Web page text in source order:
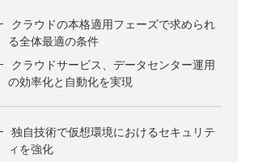
クラウドの本格適用フェーズで求められ
る全体最適の条件
クラウドサービス、データセンター運用
の効率化と自動化を実現
独自技術で仮想環境におけるセキュリテ
ィを強化